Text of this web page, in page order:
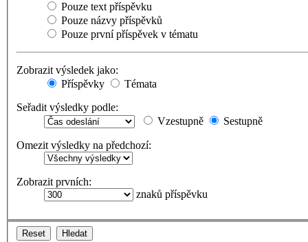
Pouze text příspěvku
Pouze názvy příspěvků
Pouze první příspěvek v tématu
Zobrazit výsledek jako:
Příspěvky
Témata
Seřadit výsledky podle:
Vzestupně
Sestupně
Omezit výsledky na předchozí:
Zobrazit prvních:
znaků příspěvku